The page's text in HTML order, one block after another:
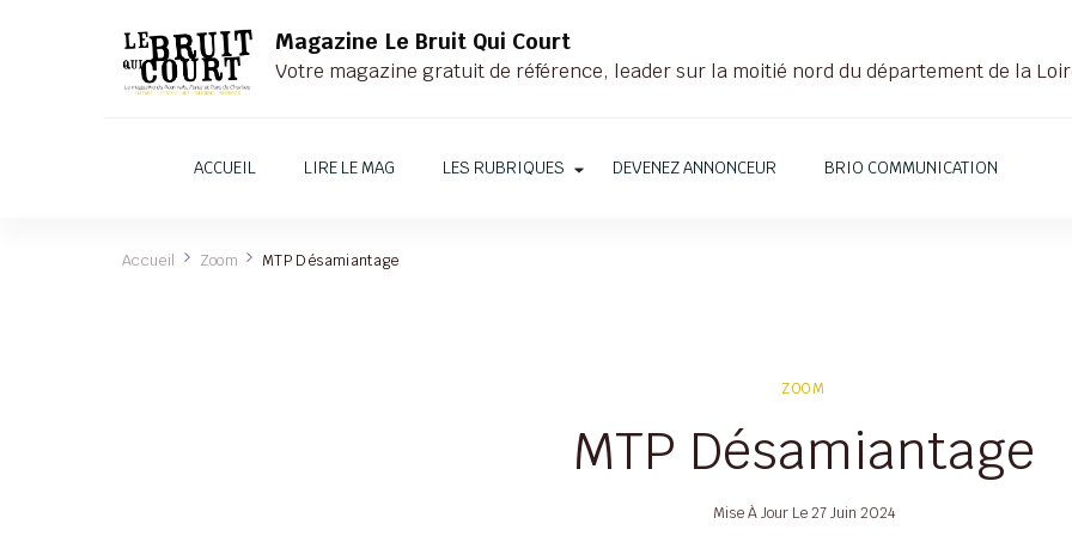
Magazine Le Bruit Qui Court
Votre magazine gratuit de référence, leader sur la moitié nord du département de la
ACCUEIL LIRE LE MAG LES RUBRIQUES DEVENEZ ANNONCEUR BRIO COMMUNICATION
Accueil Zoom MTP Désamiantage
ZOOM
MTP Désamiantage
Mise À Jour Le27 Juin 2024